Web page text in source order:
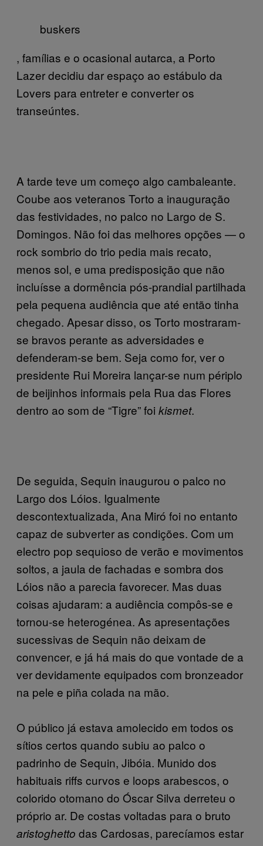
buskers
, famílias e o ocasional autarca, a Porto
Lazer decidiu dar espaço ao estábulo da
Lovers para entreter e converter os
transeúntes.
A tarde teve um começo algo cambaleante.
Coube aos veteranos Torto a inauguração
das festividades, no palco no Largo de S.
Domingos. Não foi das melhores opções — o
rock sombrio do trio pedia mais recato,
menos sol, e uma predisposição que não
incluísse a dormência pós-prandial partilhada
pela pequena audiência que até então tinha
chegado. Apesar disso, os Torto mostraram-
se bravos perante as adversidades e
defenderam-se bem. Seja como for, ver o
presidente Rui Moreira lançar-se num périplo
de beijinhos informais pela Rua das Flores
dentro ao som de “Tigre” foi kismet.
De seguida, Sequin inaugurou o palco no
Largo dos Lóios. Igualmente
descontextualizada, Ana Miró foi no entanto
capaz de subverter as condições. Com um
electro pop sequioso de verão e movimentos
soltos, a jaula de fachadas e sombra dos
Lóios não a parecia favorecer. Mas duas
coisas ajudaram: a audiência compôs-se e
tornou-se heterogénea. As apresentações
sucessivas de Sequin não deixam de
convencer, e já há mais do que vontade de a
ver devidamente equipados com bronzeador
na pele e piña colada na mão.
O público já estava amolecido em todos os
sítios certos quando subiu ao palco o
padrinho de Sequin, Jibóia. Munido dos
habituais riffs curvos e loops arabescos, o
colorido otomano do Óscar Silva derreteu o
próprio ar. De costas voltadas para o bruto
aristoghetto das Cardosas, parecíamos estar